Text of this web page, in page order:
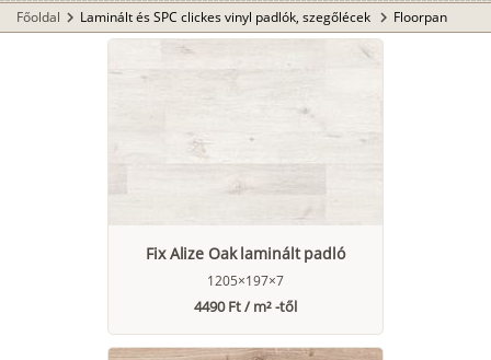
Főoldal chevron_right Laminált és SPC clickes vinyl padlók, szegőlécek chevron_right Floorpan
Fix Alize Oak laminált padló
1205×197×7
4490 Ft / m² -től